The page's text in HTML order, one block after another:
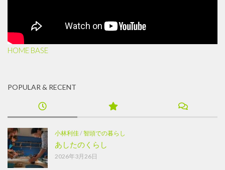
HOME BASE
POPULAR & RECENT
小林利佳/智頭での暮らし
あしたのくらし
2026年3月26日